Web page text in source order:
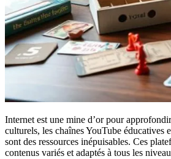
Internet est une mine d’or pour
culturels, les chaînes YouTube éducatives
sont des ressources inépuisables. Ces
contenus variés et adaptés à tous les